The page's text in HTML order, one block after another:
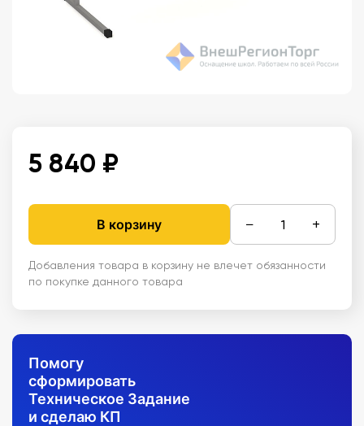
5 840 ₽
В корзину − +
Добавления товара в корзину не влечет обязанности
по покупке данного товара
Помогу
сформировать
Техническое Задание
и сделаю КП